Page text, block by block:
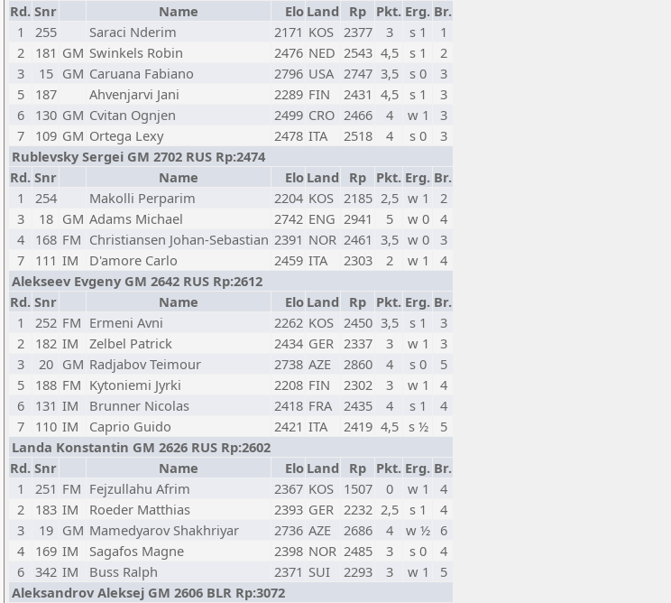
Rd. Snr Name Elo Land Rp Pkt. Erg. Br.
1
255 Saraci Nderim 2171 KOS 2377 3 s 1
1
2
181 GM Swinkels Robin 2476 NED 2543 4,5 s 1
2
3
15 GM Caruana Fabiano 2796 USA 2747 3,5 s 0
3
5
187 Ahvenjarvi Jani 2289 FIN 2431 4,5 s 1
3
6
130 GM Cvitan Ognjen 2499 CRO 2466 4 w 1
3
7
109 GM Ortega Lexy 2478 ITA 2518 4 s 0
3
Rublevsky Sergei GM 2702 RUS Rp:2474
Rd. Snr Name Elo Land Rp Pkt. Erg. Br.
1
254 Makolli Perparim 2204 KOS 2185 2,5 w 1
2
3
18 GM Adams Michael 2742 ENG 2941 5 w 0
4
4
168 FM Christiansen Johan-Sebastian 2391 NOR 2461 3,5 w 0
3
7
111 IM D'amore Carlo 2459 ITA 2303 2 w 1
4
Alekseev Evgeny GM 2642 RUS Rp:2612
Rd. Snr Name Elo Land Rp Pkt. Erg. Br.
1
252 FM Ermeni Avni 2262 KOS 2450 3,5 s 1
3
2
182 IM Zelbel Patrick 2434 GER 2337 3 w 1
3
3
20 GM Radjabov Teimour 2738 AZE 2860 4 s 0
5
5
188 FM Kytoniemi Jyrki 2208 FIN 2302 3 w 1
4
6
131 IM Brunner Nicolas 2418 FRA 2435 4 s 1
4
7
110 IM Caprio Guido 2421 ITA 2419 4,5 s ½
5
Landa Konstantin GM 2626 RUS Rp:2602
Rd. Snr Name Elo Land Rp Pkt. Erg. Br.
1
251 FM Fejzullahu Afrim 2367 KOS 1507 0 w 1
4
2
183 IM Roeder Matthias 2393 GER 2232 2,5 s 1
4
3
19 GM Mamedyarov Shakhriyar 2736 AZE 2686 4 w ½ 6
4
169 IM Sagafos Magne 2398 NOR 2485 3 s 0
4
6 342 IM Buss Ralph 2371 SUI 2293 3 w 1
5
Aleksandrov Aleksej GM 2606 BLR Rp:3072